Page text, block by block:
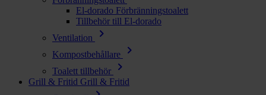
El-dorado Förbränningstoalett
Tillbehör till El-dorado
Ventilation
chevron_right
Kompostbehållare chevron_right
Toalett tillbehör chevron_right
Grill & Fritid Grill & Fritid